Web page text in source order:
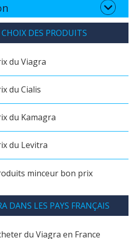
CHOIX DES PRODUITS
du Viagra
du Cialis
du Kamagra
du Levitra
minceur bon prix
DANS LES PAYS FRANÇAIS
du Viagra en France